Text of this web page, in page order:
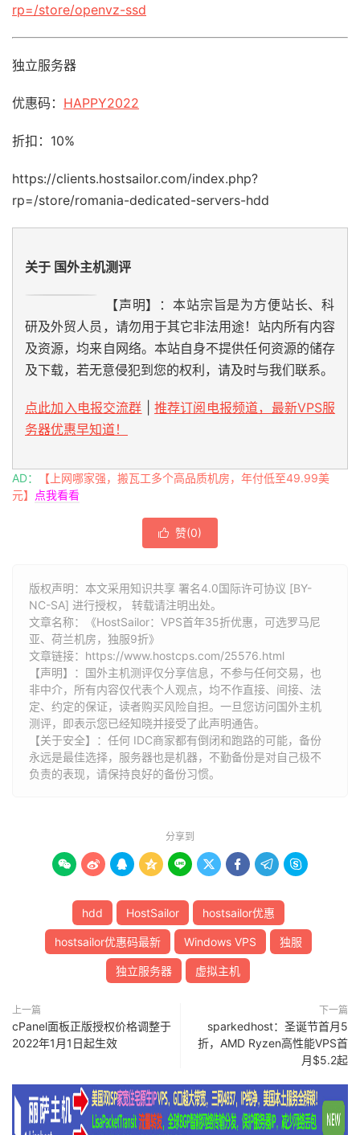
rp=/store/openvz-ssd
独立服务器
优惠码： HAPPY2022
折扣：10%
https://clients.hostsailor.com/index.php?
rp=/store/romania-dedicated-servers-hdd
关于 国外主机测评
【声明】：本站宗旨是为方便站长、科
研及外贸人员，请勿用于其它非法用途！站内所有内容
及资源，均来自网络。本站自身不提供任何资源的储存
及下载，若无意侵犯到您的权利，请及时与我们联系。
点此加入电报交流群
推荐订阅电报频道，最新VPS服
务器优惠早知道！
AD：
【上网哪家强，搬瓦工多个高品质机房，年付低至49.99美
元】
点我看看
 赞(0)
版权声明：本文采用知识共享 署名4.0国际许可协议 [BY-
NC-SA] 进行授权， 转载请注明出处。
文章名称：《HostSailor：VPS首年35折优惠，可选罗马尼
亚、荷兰机房，独服9折》
文章链接： https://www.hostcps.com/25576.html
【声明】：国外主机测评仅分享信息，不参与任何交易，也
非中介，所有内容仅代表个人观点，均不作直接、间接、法
定、约定的保证，读者购买风险自担。一旦您访问国外主机
测评，即表示您已经知晓并接受了此声明通告。
【关于安全】：任何 IDC商家都有倒闭和跑路的可能，备份
永远是最佳选择，服务器也是机器，不勤备份是对自己极不
负责的表现，请保持良好的备份习惯。
分享到
        
hdd HostSailor hostsailor优惠
hostsailor优惠码最新 Windows VPS 独服
独立服务器 虚拟主机
上一篇
cPanel面板正版授权价格调整于
2022年1月1日起生效
下一篇
sparkedhost：圣诞节首月5
折，AMD Ryzen高性能VPS首
月$5.2起